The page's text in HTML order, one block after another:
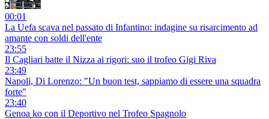
00:01
La Uefa scava nel passato di Infantino: indagine su risarcimento ad
amante con soldi dell'ente
23:55
Il Cagliari batte il Nizza ai rigori: suo il trofeo Gigi Riva
23:49
Napoli, Di Lorenzo: "Un buon test, sappiamo di essere una squadra
forte"
23:40
Genoa ko con il Deportivo nel Trofeo Spagnolo